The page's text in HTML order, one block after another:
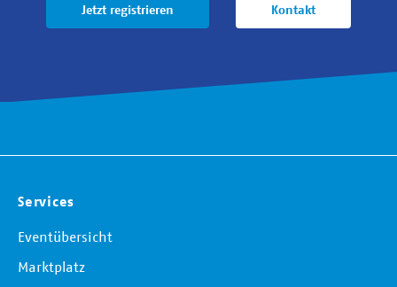
Jetzt registrieren Kontakt
Services
Eventübersicht
Marktplatz